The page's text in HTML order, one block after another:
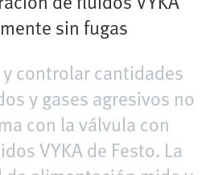
sin fugas
controlar cantidades
y gases agresivos no
con la válvula con
VYKA de Festo. La